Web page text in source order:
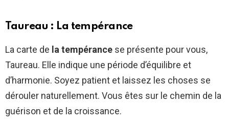
Taureau : La tempérance
La carte de la tempérance se présente pour vous,
Taureau. Elle indique une période d’équilibre et
d’harmonie. Soyez patient et laissez les choses se
dérouler naturellement. Vous êtes sur le chemin de la
guérison et de la croissance.